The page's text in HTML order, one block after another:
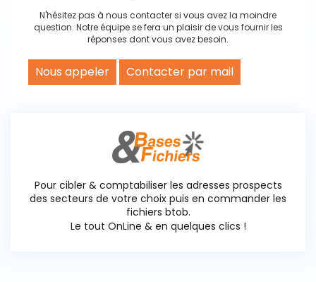
N'hésitez pas à nous contacter si vous avez la moindre
question. Notre équipe se fera un plaisir de vous fournir les
réponses dont vous avez besoin.
Nous appeler Contacter par mail
Pour cibler & comptabiliser les adresses prospects
des secteurs de votre choix puis en commander les
fichiers btob.
Le tout OnLine & en quelques clics !